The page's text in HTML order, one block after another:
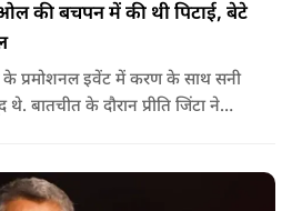
की बचपन में की थी पिटाई, बेटे
प्रमोशनल इवेंट में करण के साथ सनी
बातचीत के दौरान प्रीति जिंटा ने